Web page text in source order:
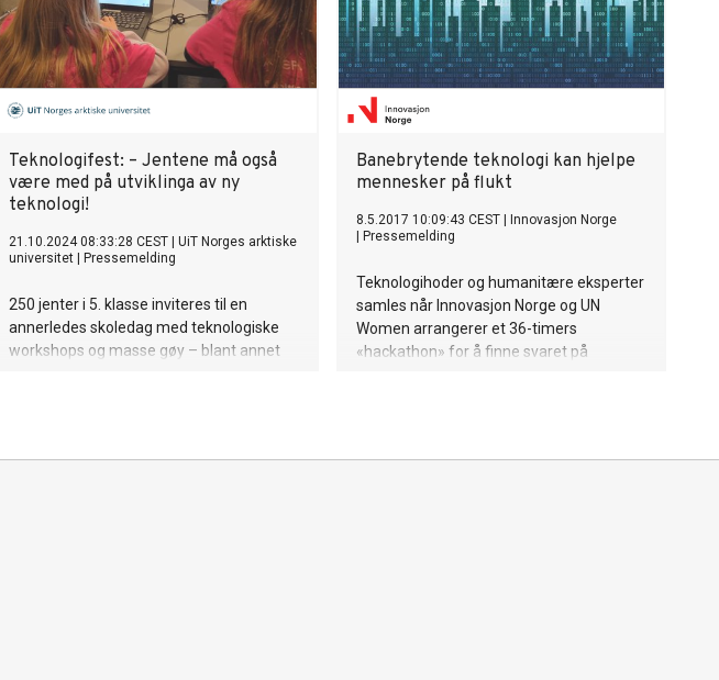
Teknologifest: – Jentene må også
være med på utviklinga av ny
teknologi!
21.10.2024 08:33:28 CEST
UiT Norges arktiske
universitet
Pressemelding
250 jenter i 5. klasse inviteres til en
annerledes skoledag med teknologiske
workshops og masse gøy – blant annet
Banebrytende teknologi kan hjelpe
mennesker på flukt
8.5.2017 10:09:43 CEST
Innovasjon Norge
Pressemelding
Teknologihoder og humanitære eksperter
samles når Innovasjon Norge og UN
Women arrangerer et 36-timers
«hackathon» for å finne svaret på